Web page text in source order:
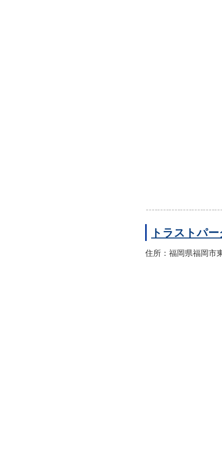
トラストパ
住所：福岡県福岡市